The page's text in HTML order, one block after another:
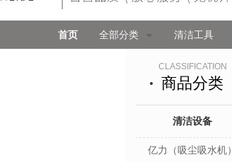
首页 全部分类 清洁工具
CLASSIFICATION
商品分类
清洁设备
亿力（吸尘吸水机）